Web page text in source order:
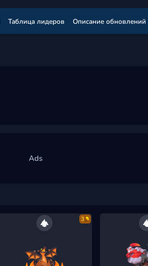
Таблица лидеров Описание обновлений
3